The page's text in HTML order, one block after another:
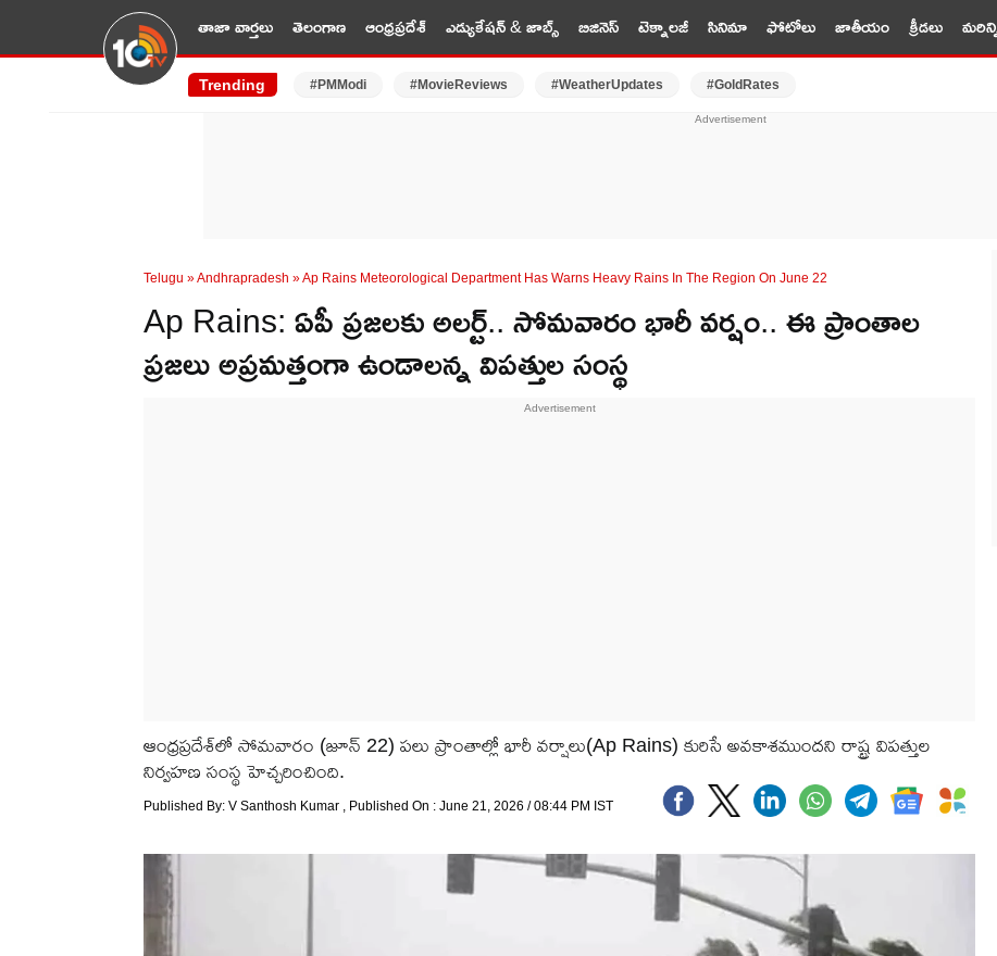
తాజా వార్తలు తెలంగాణ ఆంధ్రప్రదేశ్ ఎడ్యుకేషన్ & జాబ్స్ బిజినెస్ టెక్నాలజీ సినిమా ఫోటోలు జాతీయం క్రీడలు మరిన్ని
Trending #PMModi #MovieReviews #WeatherUpdates #GoldRates
Telugu »Andhrapradesh »Ap Rains Meteorological Department Has Warns Heavy Rains In The Region On June 22
Ap Rains: ఏపీ ప్రజలకు అలర్ట్.. సోమవారం భారీ వర్షం.. ఈ ప్రాంతాల
ప్రజలు అప్రమత్తంగా ఉండాలన్న విపత్తుల సంస్థ
ఆంధ్రప్రదేశ్‌లో సోమవారం (జూన్ 22) పలు ప్రాంతాల్లో భారీ వర్షాలు(Ap Rains) కురిసే అవకాశముందని రాష్ట్ర విపత్తుల
నిర్వహణ సంస్థ హెచ్చరించింది.
Published By: V Santhosh Kumar , Published On : June 21, 2026 / 08:44 PM IST